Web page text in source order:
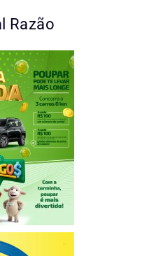
Razão